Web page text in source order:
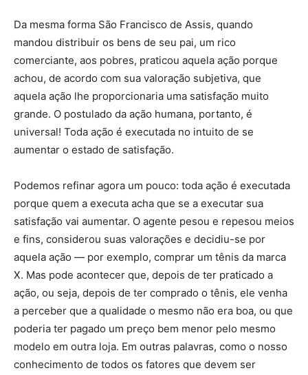
Da mesma forma São Francisco de Assis, quando
mandou distribuir os bens de seu pai, um rico
comerciante, aos pobres, praticou aquela ação porque
achou, de acordo com sua valoração subjetiva, que
aquela ação lhe proporcionaria uma satisfação muito
grande. O postulado da ação humana, portanto, é
universal! Toda ação é executada no intuito de se
aumentar o estado de satisfação.
Podemos refinar agora um pouco: toda ação é executada
porque quem a executa acha que se a executar sua
satisfação vai aumentar. O agente pesou e repesou meios
e fins, considerou suas valorações e decidiu-se por
aquela ação — por exemplo, comprar um tênis da marca
X. Mas pode acontecer que, depois de ter praticado a
ação, ou seja, depois de ter comprado o tênis, ele venha
a perceber que a qualidade o mesmo não era boa, ou que
poderia ter pagado um preço bem menor pelo mesmo
modelo em outra loja. Em outras palavras, como o nosso
conhecimento de todos os fatores que devem ser